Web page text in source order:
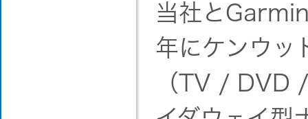
当社と
年にケンウッ
（TV / DVD